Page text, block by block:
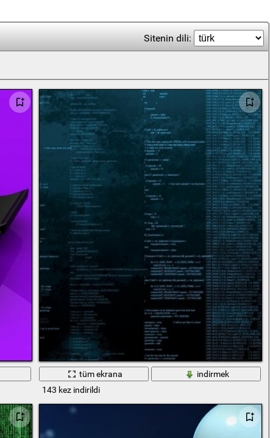
Sitenin dili:
tüm ekrana
indirmek
143 kez indirildi